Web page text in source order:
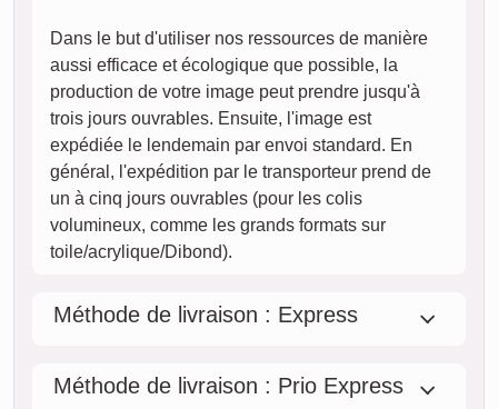
Dans le but d'utiliser nos ressources de manière
aussi efficace et écologique que possible, la
production de votre image peut prendre jusqu'à
trois jours ouvrables. Ensuite, l'image est
expédiée le lendemain par envoi standard. En
général, l'expédition par le transporteur prend de
un à cinq jours ouvrables (pour les colis
volumineux, comme les grands formats sur
toile/acrylique/Dibond).
Méthode de livraison : Express
Méthode de livraison : Prio Express